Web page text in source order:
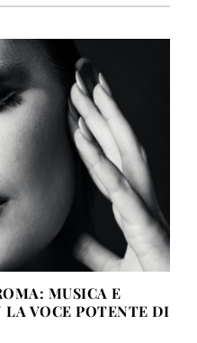
MUSICA E
VOCE POTENTE DI